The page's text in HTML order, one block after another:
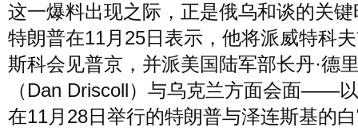
这一爆料出现之际，正是俄乌和谈的关
特朗普在11月25日表示，他将派威特科
斯科会见普京，并派美国陆军部长丹·德
（Dan Driscoll）与乌克兰方面会面——
在11月28日举行的特朗普与泽连斯基的